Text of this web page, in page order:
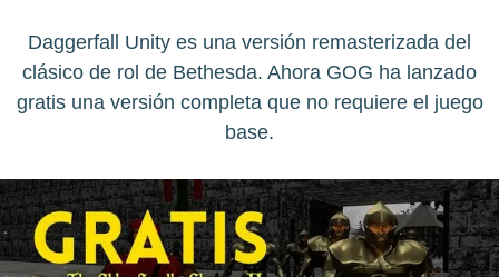
Daggerfall Unity es una versión remasterizada del
clásico de rol de Bethesda. Ahora GOG ha lanzado
gratis una versión completa que no requiere el juego
base.